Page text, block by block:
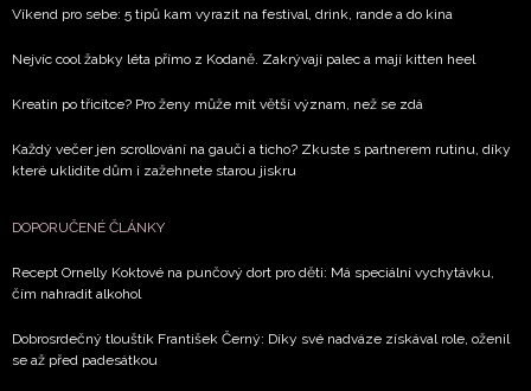
Víkend pro sebe: 5 tipů kam vyrazit na festival, drink, rande a do kina
Nejvíc cool žabky léta přímo z Kodaně. Zakrývají palec a mají kitten heel
Kreatin po třicítce? Pro ženy může mít větší význam, než se zdá
Každý večer jen scrollování na gauči a ticho? Zkuste s partnerem rutinu, díky
které uklidíte dům i zažehnete starou jiskru
DOPORUČENÉ ČLÁNKY
Recept Ornelly Koktové na punčový dort pro děti: Má speciální vychytávku,
čím nahradit alkohol
Dobrosrdečný tlouštík František Černý: Díky své nadváze získával role, oženil
se až před padesátkou